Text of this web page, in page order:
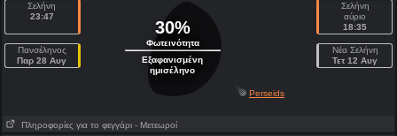
Σελήνη
23:47
Πανσέληνος
Παρ 28 Αυγ
30%
Φωτεινότητα
Εξαφανισμένη
ημισέληνο
Σελήνη
αύριο
18:35
Νέα Σελήνη
Τετ 12 Αυγ
Perseids
Πληροφορίες για το φεγγάρι - Μετεωροί